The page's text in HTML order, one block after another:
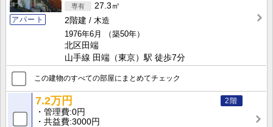
アパート
27.3㎡
2階建
木造
1976年6月
（築50年）
北区田端
山手線 田端（東京）駅 徒歩7分
この建物のすべての部屋にまとめてチェック
2階
7.2万円
管理費 0円
共益費 3000円